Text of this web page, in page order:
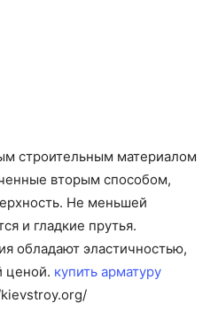
строительным материалом
вторым способом,
Не меньшей
и гладкие прутья.
обладают эластичностью,
ценой. купить арматуру